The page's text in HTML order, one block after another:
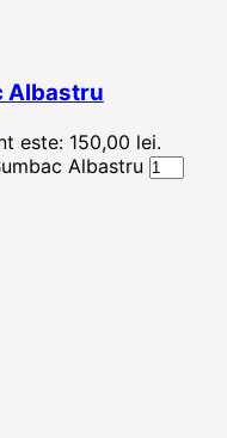
Albastru
este: 150,00 lei.
Albastru